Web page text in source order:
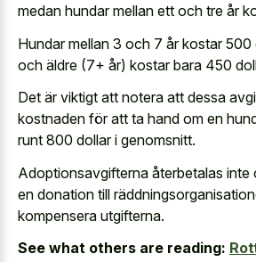
medan hundar mellan ett och tre år
Hundar mellan 3 och 7 år kostar 500
och äldre (7+ år) kostar bara 450
Det är viktigt att notera att dessa
kostnaden för att ta hand om en
runt 800 dollar i genomsnitt.
Adoptionsavgifterna återbetalas inte
en donation till
kompensera utgifterna.
See what others are reading: